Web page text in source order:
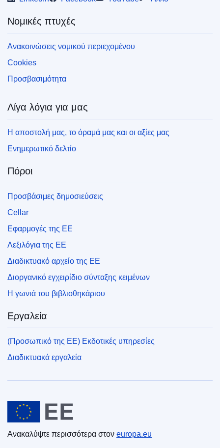
περισσότερες πληροφορίες σχετικά με τον
των εκδόσεων της ΕΕ, ανατρέξτε στην ενότητα
«Συχνές ερωτήσεις».
Νομικές πτυχές
Ανακοινώσεις νομικού περιεχομένου
Cookies
Προσβασιμότητα
Λίγα λόγια για μας
Η αποστολή μας, το όραμά μας και οι αξίες μας
Ενημερωτικό δελτίο
Πόροι
Προσβάσιμες δημοσιεύσεις
Cellar
Εφαρμογές της ΕΕ
Λεξιλόγια της ΕΕ
Διαδικτυακό αρχείο της ΕΕ
Διοργανικό εγχειρίδιο σύνταξης κειμένων
Η γωνιά του βιβλιοθηκάριου
Εργαλεία
(Προσωπικό της ΕΕ) Εκδοτικές υπηρεσίες
Διαδικτυακά εργαλεία
Ευρωπαϊκή Ένωση
Ανακαλύψτε περισσότερα στον europa.eu